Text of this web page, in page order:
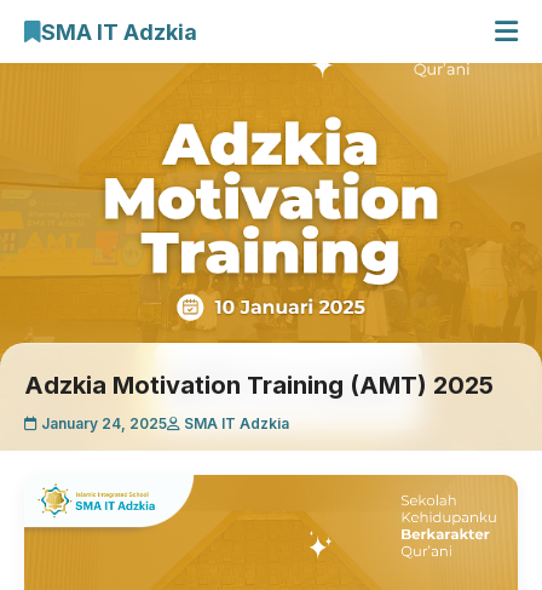
SMA IT Adzkia
Profil Sekolah
E-Learning
Galeri Kegiatan
Adzkia Motivation Training (AMT) 2025
January 24, 2025 SMA IT Adzkia